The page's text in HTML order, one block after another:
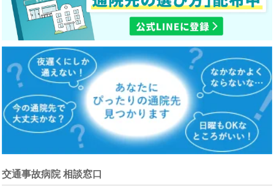
交通事故病院 相談窓口